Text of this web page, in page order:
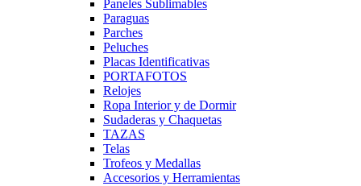
Paneles Sublimables
Paraguas
Parches
Peluches
Placas Identificativas
PORTAFOTOS
Relojes
Ropa Interior y de Dormir
Sudaderas y Chaquetas
TAZAS
Telas
Trofeos y Medallas
Accesorios y Herramientas